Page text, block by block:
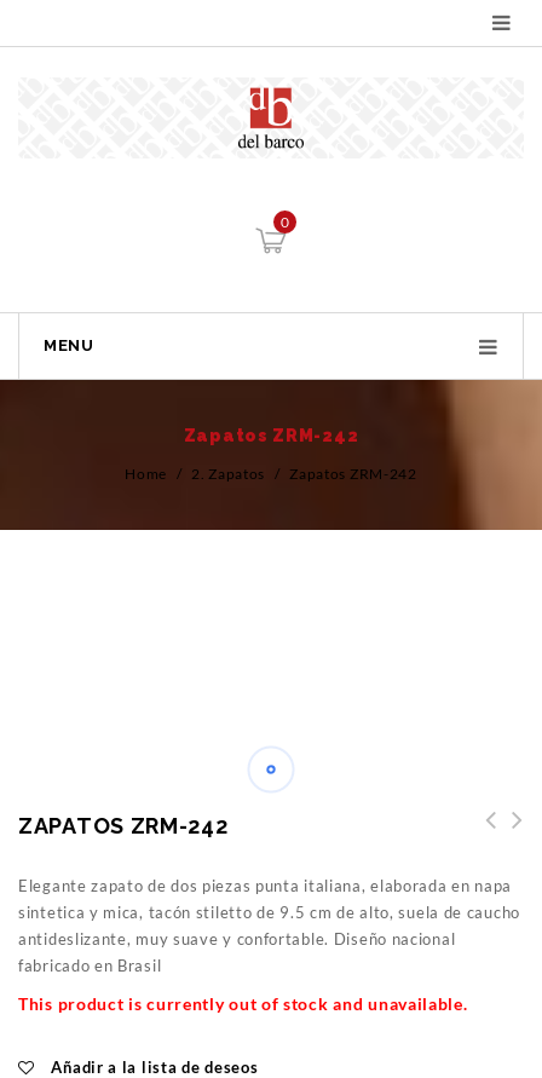
0
MENU
Zapatos ZRM-242
Home / 2. Zapatos / Zapatos ZRM-242
ZAPATOS ZRM-242
Elegante zapato de dos piezas punta italiana, elaborada en napa
sintetica y mica, tacón stiletto de 9.5 cm de alto, suela de caucho
antideslizante, muy suave y confortable. Diseño nacional
fabricado en Brasil
This product is currently out of stock and unavailable.
Añadir a la lista de deseos